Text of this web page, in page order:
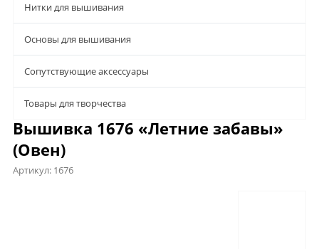
Нитки для вышивания
Основы для вышивания
Сопутствующие аксессуары
Товары для творчества
Вышивка 1676 «Летние забавы»
(Овен)
Артикул: 1676